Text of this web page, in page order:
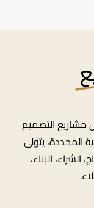
مشاريع التصميم
المحددة، يتولى
الشراء، البناء،